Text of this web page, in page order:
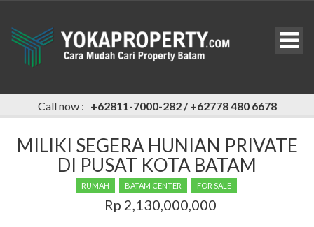
Call now : +62811-7000-282 / +62778 480 6678
MILIKI SEGERA HUNIAN PRIVATE
DI PUSAT KOTA BATAM
RUMAH BATAM CENTER FOR SALE
Rp 2,130,000,000